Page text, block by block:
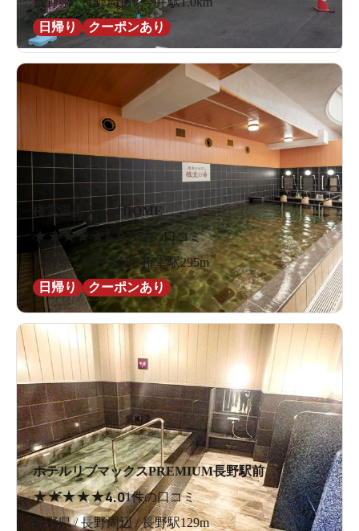
日帰り
クーポンあり
権堂温泉テルメDOME
★ ★★★ ★ 4.821件の口コミ
長野県 / 長野周辺 / 権堂駅295m
日帰り
クーポンあり
ホテルリブマックスPREMIUM長野駅前
★★★★★4.01件の口コミ
長野県 / 長野周辺 / 長野駅129m